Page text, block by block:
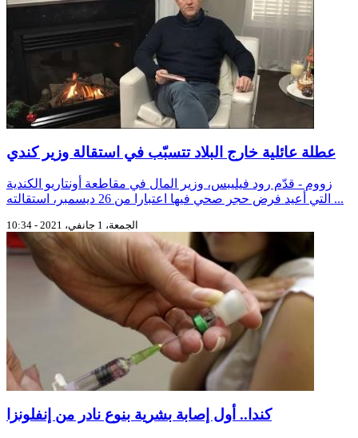
عطلة عائلية خارج البلاد تتسبّب في استقالة وزير كندي
زووم - قدّم رود فيليبس، وزير المال في مقاطعة أونتاريو الكندية
التي أعيد فرض حجر صحي فيها اعتبارا من 26 ديسمبر، استقالته ...
الجمعة، 1 جانفي، 2021 - 10:34
كندا.. أول إصابة بشرية بنوع نادر من إنفلونزا